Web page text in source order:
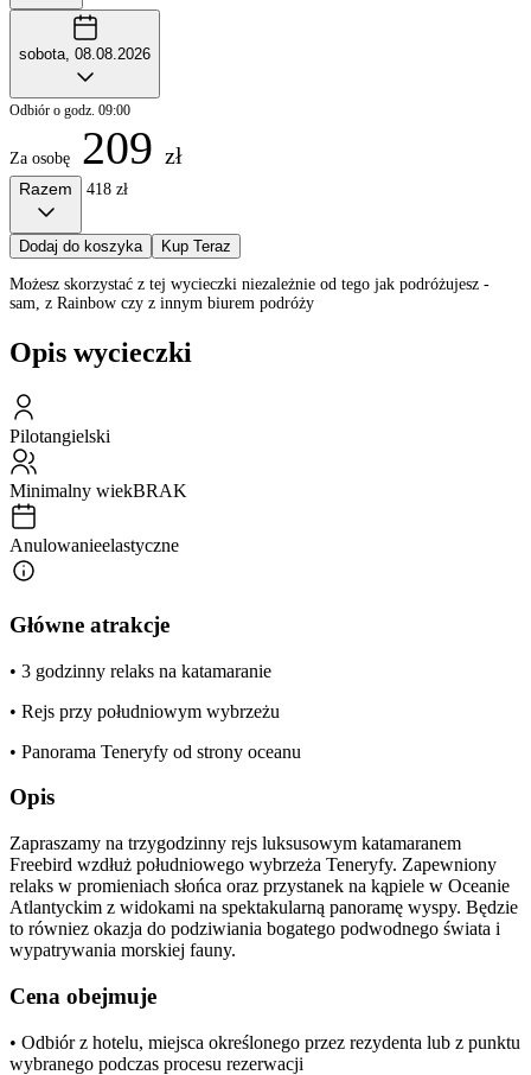
sobota, 08.08.2026
Odbiór o godz. 09:00
Za osobę 209 zł
Razem 418 zł
Dodaj do koszyka Kup Teraz
Możesz skorzystać z tej wycieczki niezależnie od tego jak podróżujesz -
sam, z Rainbow czy z innym biurem podróży
Opis wycieczki
Pilotangielski
Minimalny wiekBRAK
Anulowanieelastyczne
Główne atrakcje
• 3 godzinny relaks na katamaranie
• Rejs przy południowym wybrzeżu
• Panorama Teneryfy od strony oceanu
Opis
Zapraszamy na trzygodzinny rejs luksusowym katamaranem
Freebird wzdłuż południowego wybrzeża Teneryfy. Zapewniony
relaks w promieniach słońca oraz przystanek na kąpiele w Oceanie
Atlantyckim z widokami na spektakularną panoramę wyspy. Będzie
to równiez okazja do podziwiania bogatego podwodnego świata i
wypatrywania morskiej fauny.
Cena obejmuje
• Odbiór z hotelu, miejsca określonego przez rezydenta lub z punktu
wybranego podczas procesu rezerwacji